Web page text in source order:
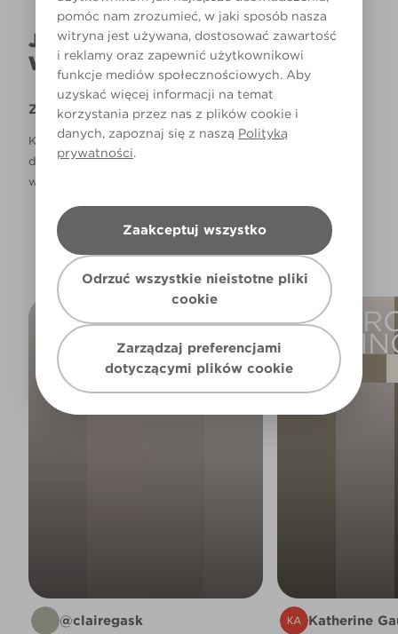
pomóc nam zrozumieć, w jaki sposób nasza
witryna jest używana, dostosować zawartość
i reklamy oraz zapewnić użytkownikowi
funkcje mediów społecznościowych. Aby
uzyskać więcej informacji na temat
korzystania przez nas z plików cookie i
danych, zapoznaj się z naszą Polityką
prywatności.
Zaakceptuj wszystko
Odrzuć wszystkie nieistotne pliki
cookie
Zarządzaj preferencjami
dotyczącymi plików cookie
JAK NAPRAWDĘ KOLOR BĘDZIE
WYGLĄDAŁ W TWOIM DOMU?
Zastrzeżenie
Kolory, które są widoczne na monitorze i/lub kolory
drukowane, mogą się różnić od rzeczywistych, dostępnych
w sklepach.
LIVING
ROOM
@clairegask Katherine